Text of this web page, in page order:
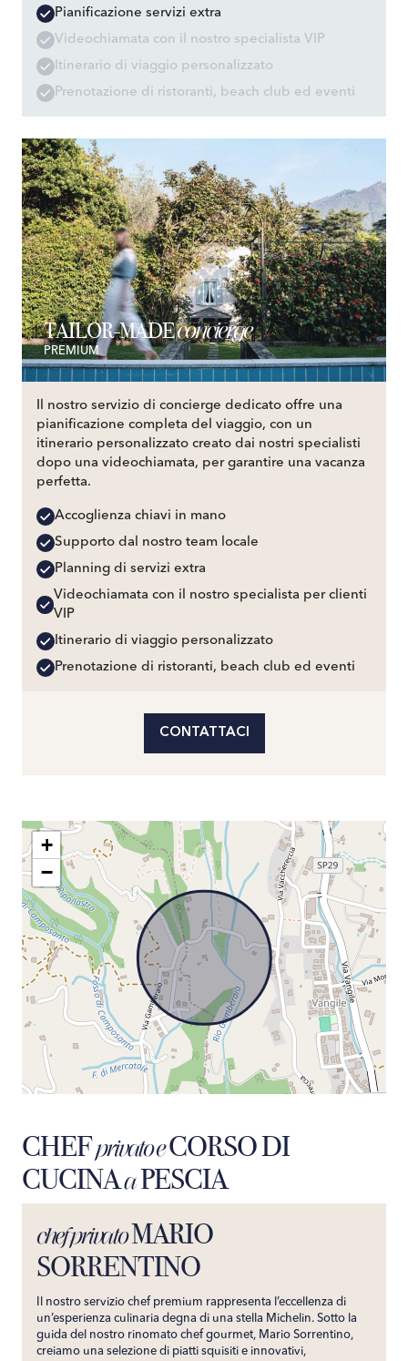
Pianificazione servizi extra
Videochiamata con il nostro specialista VIP
Itinerario di viaggio personalizzato
Prenotazione di ristoranti, beach club ed eventi
TAILOR-MADEconcierge
PREMIUM
Il nostro servizio di concierge dedicato offre una
pianificazione completa del viaggio, con un
itinerario personalizzato creato dai nostri specialisti
dopo una videochiamata, per garantire una vacanza
perfetta.
Accoglienza chiavi in mano
Supporto dal nostro team locale
Planning di servizi extra
Videochiamata con il nostro specialista per clienti
VIP
Itinerario di viaggio personalizzato
Prenotazione di ristoranti, beach club ed eventi
CONTATTACI
+
−
CHEFprivato eCORSO DI
CUCINAaPESCIA
chef privatoMARIO
SORRENTINO
Il nostro servizio chef premium rappresenta l’eccellenza di
un’esperienza culinaria degna di una stella Michelin. Sotto la
guida del nostro rinomato chef gourmet, Mario Sorrentino,
creiamo una selezione di piatti squisiti e innovativi,